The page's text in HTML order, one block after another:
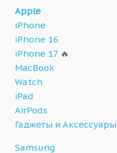
Apple
iPhone
iPhone 16
iPhone 17 🔥
MacBook
Watch
iPad
AirPods
Гаджеты и Аксессуары
Samsung